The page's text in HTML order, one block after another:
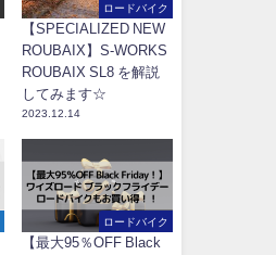
ロードバイク
【SPECIALIZED NEW
ROUBAIX】S-WORKS
ROUBAIX SL8 を解説
してみます☆
2023.12.14
ロードバイク
【最大95％OFF Black